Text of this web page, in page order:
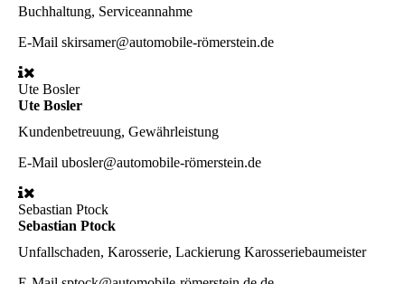
Buchhaltung, Serviceannahme
E-Mail skirsamer@automobile-römerstein.de
Ute Bosler
Ute Bosler
Kundenbetreuung, Gewährleistung
E-Mail ubosler@automobile-römerstein.de
Sebastian Ptock
Sebastian Ptock
Unfallschaden, Karosserie, Lackierung Karosseriebaumeister